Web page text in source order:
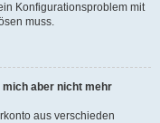
Konfigurationsproblem mit
muss.
aber nicht mehr
aus verschieden